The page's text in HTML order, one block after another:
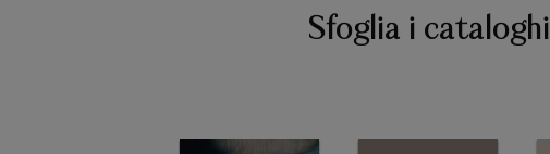
Sfoglia i cataloghi